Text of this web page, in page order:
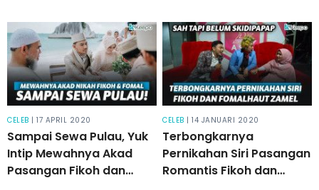
CELEB | 17 APRIL 2020
Sampai Sewa Pulau, Yuk
Intip Mewahnya Akad
Pasangan Fikoh dan
CELEB | 14 JANUARI 2020
Terbongkarnya
Pernikahan Siri Pasangan
Romantis Fikoh dan